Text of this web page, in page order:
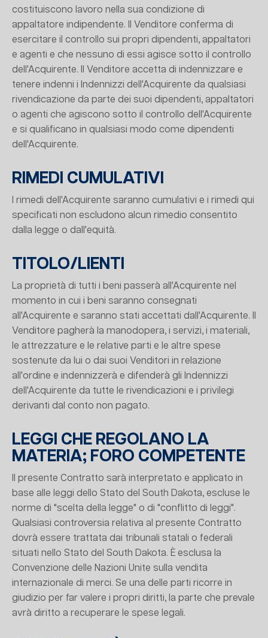
costituiscono lavoro nella sua condizione di
appaltatore indipendente. Il Venditore conferma di
esercitare il controllo sui propri dipendenti, appaltatori
e agenti e che nessuno di essi agisce sotto il controllo
dell'Acquirente. Il Venditore accetta di indennizzare e
tenere indenni i Indennizzi dell'Acquirente da qualsiasi
rivendicazione da parte dei suoi dipendenti, appaltatori
o agenti che agiscono sotto il controllo dell'Acquirente
e si qualificano in qualsiasi modo come dipendenti
dell'Acquirente.
RIMEDI CUMULATIVI
I rimedi dell'Acquirente saranno cumulativi e i rimedi qui
specificati non escludono alcun rimedio consentito
dalla legge o dall'equità.
TITOLO/LIENTI
La proprietà di tutti i beni passerà all'Acquirente nel
momento in cui i beni saranno consegnati
all'Acquirente e saranno stati accettati dall'Acquirente. Il
Venditore pagherà la manodopera, i servizi, i materiali,
le attrezzature e le relative parti e le altre spese
sostenute da lui o dai suoi Venditori in relazione
all'ordine e indennizzerà e difenderà gli Indennizzi
dell'Acquirente da tutte le rivendicazioni e i privilegi
derivanti dal conto non pagato.
LEGGI CHE REGOLANO LA
MATERIA; FORO COMPETENTE
Il presente Contratto sarà interpretato e applicato in
base alle leggi dello Stato del South Dakota, escluse le
norme di "scelta della legge" o di "conflitto di leggi".
Qualsiasi controversia relativa al presente Contratto
dovrà essere trattata dai tribunali statali o federali
situati nello Stato del South Dakota. È esclusa la
Convenzione delle Nazioni Unite sulla vendita
internazionale di merci. Se una delle parti ricorre in
giudizio per far valere i propri diritti, la parte che prevale
avrà diritto a recuperare le spese legali.